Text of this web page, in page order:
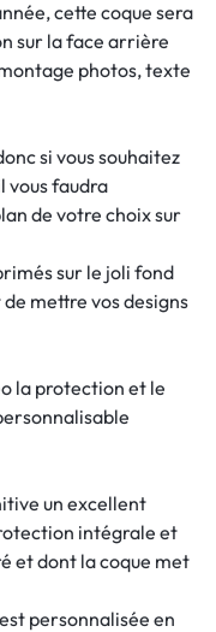
cette coque sera
sur la face arrière
photos, texte
si vous souhaitez
vous faudra
de votre choix sur
sur le joli fond
mettre vos designs
la protection et le
un excellent
intégrale et
et dont la coque met
personnalisée en